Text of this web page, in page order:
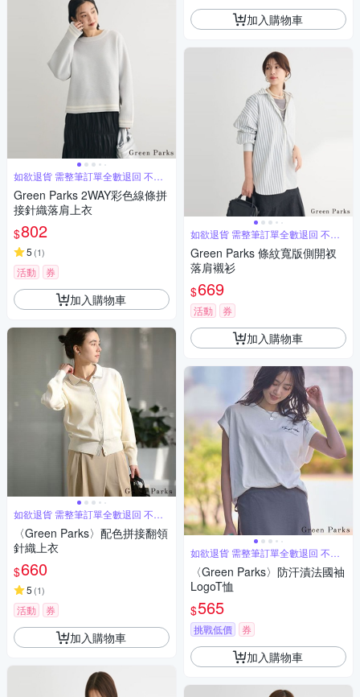
如欲退貨 需整筆訂單全數退回 不能
單退
Green Parks 2WAY彩色線條拼
接針織落肩上衣
$802
5 (1)
活動 券
加入購物車
如欲退貨 需整筆訂單全數退回 不能
單退
〈Green Parks〉配色拼接翻領
針織上衣
$660
5 (1)
活動 券
加入購物車
加入購物車
如欲退貨 需整筆訂單全數退回 不能
單退
Green Parks 條紋寬版側開衩
落肩襯衫
$669
活動 券
加入購物車
如欲退貨 需整筆訂單全數退回 不能
單退
〈Green Parks〉防汗漬法國袖
LogoT恤
$565
挑戰低價 券
加入購物車